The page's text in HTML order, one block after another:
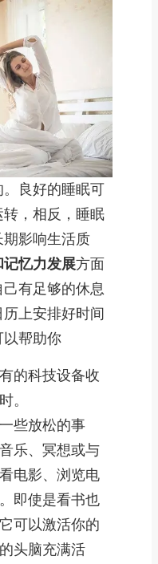
良好的睡眠可
，相反，睡眠
影响生活质
记忆力发展方面
有足够的休息
上安排好时间
帮助你
的科技设备收
。
些放松的事
乐、冥想或与
电影、浏览电
即使是看书也
可以激活你的
头脑充满活